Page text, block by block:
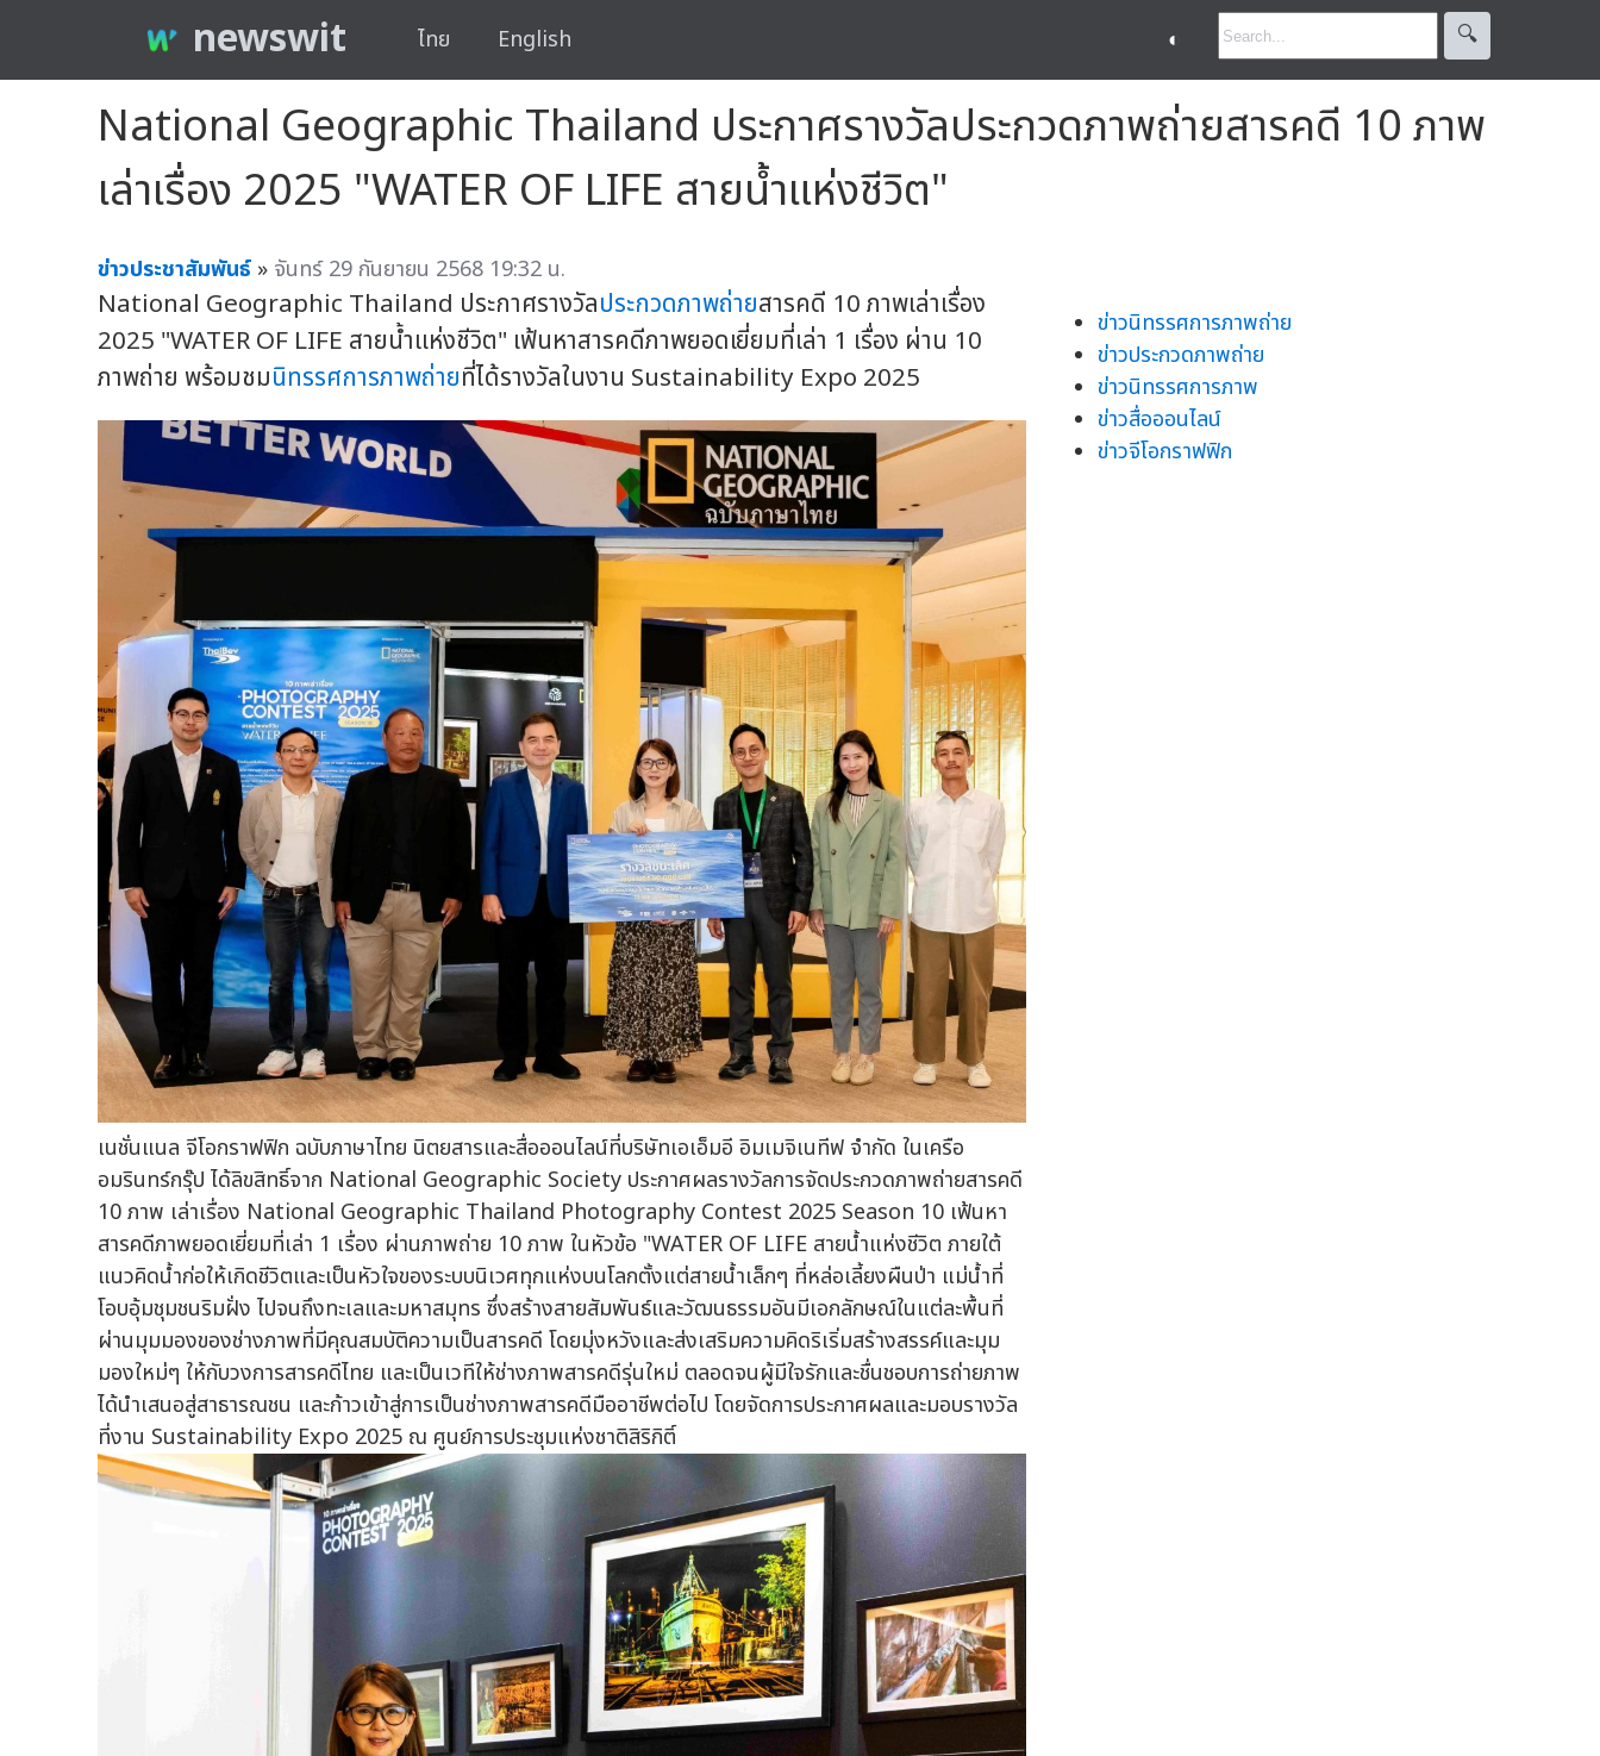
newswit ไทย English ◐ 🔍︎
National Geographic Thailand ประกาศรางวัลประกวดภาพถ่ายสารคดี 10 ภาพ
เล่าเรื่อง 2025 "WATER OF LIFE สายน้ำแห่งชีวิต"
ข่าวประชาสัมพันธ์ » จันทร์ 29 กันยายน 2568 19:32 น.
National Geographic Thailand ประกาศรางวัลประกวดภาพถ่ายสารคดี 10 ภาพเล่าเรื่อง
2025 "WATER OF LIFE สายน้ำแห่งชีวิต" เฟ้นหาสารคดีภาพยอดเยี่ยมที่เล่า 1 เรื่อง ผ่าน 10
ภาพถ่าย พร้อมชมนิทรรศการภาพถ่ายที่ได้รางวัลในงาน Sustainability Expo 2025
เนชั่นแนล จีโอกราฟฟิก ฉบับภาษาไทย นิตยสารและสื่อออนไลน์ที่บริษัทเอเอ็มอี อิมเมจิเนทีฟ จำกัด ในเครือ
อมรินทร์กรุ๊ป ได้ลิขสิทธิ์จาก National Geographic Society ประกาศผลรางวัลการจัดประกวดภาพถ่ายสารคดี
10 ภาพ เล่าเรื่อง National Geographic Thailand Photography Contest 2025 Season 10 เฟ้นหา
สารคดีภาพยอดเยี่ยมที่เล่า 1 เรื่อง ผ่านภาพถ่าย 10 ภาพ ในหัวข้อ "WATER OF LIFE สายน้ำแห่งชีวิต ภายใต้
แนวคิดน้ำก่อให้เกิดชีวิตและเป็นหัวใจของระบบนิเวศทุกแห่งบนโลกตั้งแต่สายน้ำเล็กๆ ที่หล่อเลี้ยงผืนป่า แม่น้ำที่
โอบอุ้มชุมชนริมฝั่ง ไปจนถึงทะเลและมหาสมุทร ซึ่งสร้างสายสัมพันธ์และวัฒนธรรมอันมีเอกลักษณ์ในแต่ละพื้นที่
ผ่านมุมมองของช่างภาพที่มีคุณสมบัติความเป็นสารคดี โดยมุ่งหวังและส่งเสริมความคิดริเริ่มสร้างสรรค์และมุม
มองใหม่ๆ ให้กับวงการสารคดีไทย และเป็นเวทีให้ช่างภาพสารคดีรุ่นใหม่ ตลอดจนผู้มีใจรักและชื่นชอบการถ่ายภาพ
ได้นำเสนอสู่สาธารณชน และก้าวเข้าสู่การเป็นช่างภาพสารคดีมืออาชีพต่อไป โดยจัดการประกาศผลและมอบรางวัล
ที่งาน Sustainability Expo 2025 ณ ศูนย์การประชุมแห่งชาติสิริกิติ์
ข่าวนิทรรศการภาพถ่าย
ข่าวประกวดภาพถ่าย
ข่าวนิทรรศการภาพ
ข่าวสื่อออนไลน์
ข่าวจีโอกราฟฟิก